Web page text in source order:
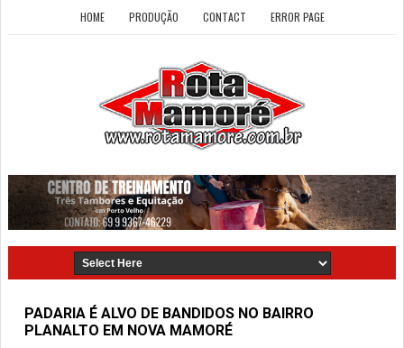
HOME PRODUÇÃO CONTACT ERROR PAGE
PADARIA É ALVO DE BANDIDOS NO BAIRRO
PLANALTO EM NOVA MAMORÉ